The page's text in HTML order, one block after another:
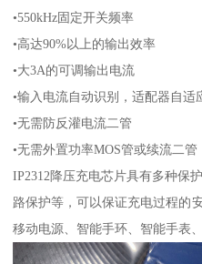
•550kHz固定开关频率
•高达90%以上的输出效率
•大3A的可调输出电流
•输入电流自动识别，适配器自适
•无需防反灌电流二管
•无需外置功率MOS管或续流二管
IP2312降压充电芯片具有多种保
路保护等，可以保证充电过程的
移动电源、智能手环、智能手表